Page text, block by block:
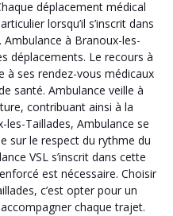
déplacement médical
lorsqu’il s’inscrit dans
à Branoux-les-
déplacements. Le recours à
à ses rendez-vous médicaux
santé. Ambulance veille à
contribuant ainsi à la
Taillades, Ambulance se
sur le respect du rythme du
VSL s’inscrit dans cette
est nécessaire. Choisir
c’est opter pour un
chaque trajet.